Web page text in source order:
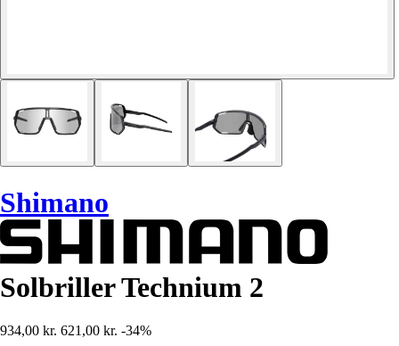
Shimano
Solbriller Technium 2
934,00 kr. 621,00 kr. -34%